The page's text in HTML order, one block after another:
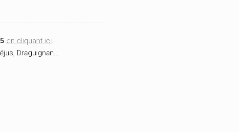
en cliquant-ici
Draguignan...